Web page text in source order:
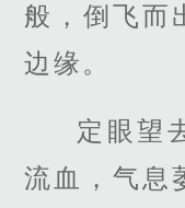
般，倒飞而
边缘。
定眼望
流血，气息